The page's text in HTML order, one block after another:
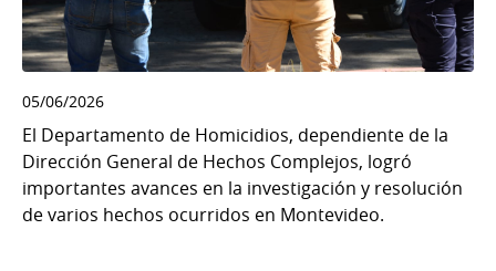
05/06/2026
El Departamento de Homicidios, dependiente de la
Dirección General de Hechos Complejos, logró
importantes avances en la investigación y resolución
de varios hechos ocurridos en Montevideo.